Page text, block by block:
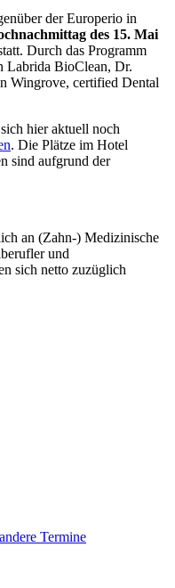
der Europerio in
des 15. Mai
Durch das Programm
Labrida BioClean, Dr.
Wingrove, certified Dental
hier aktuell noch
. Die Plätze im Hotel
sind aufgrund der
an (Zahn-) Medizinische
und
sich netto zuzüglich
Termine